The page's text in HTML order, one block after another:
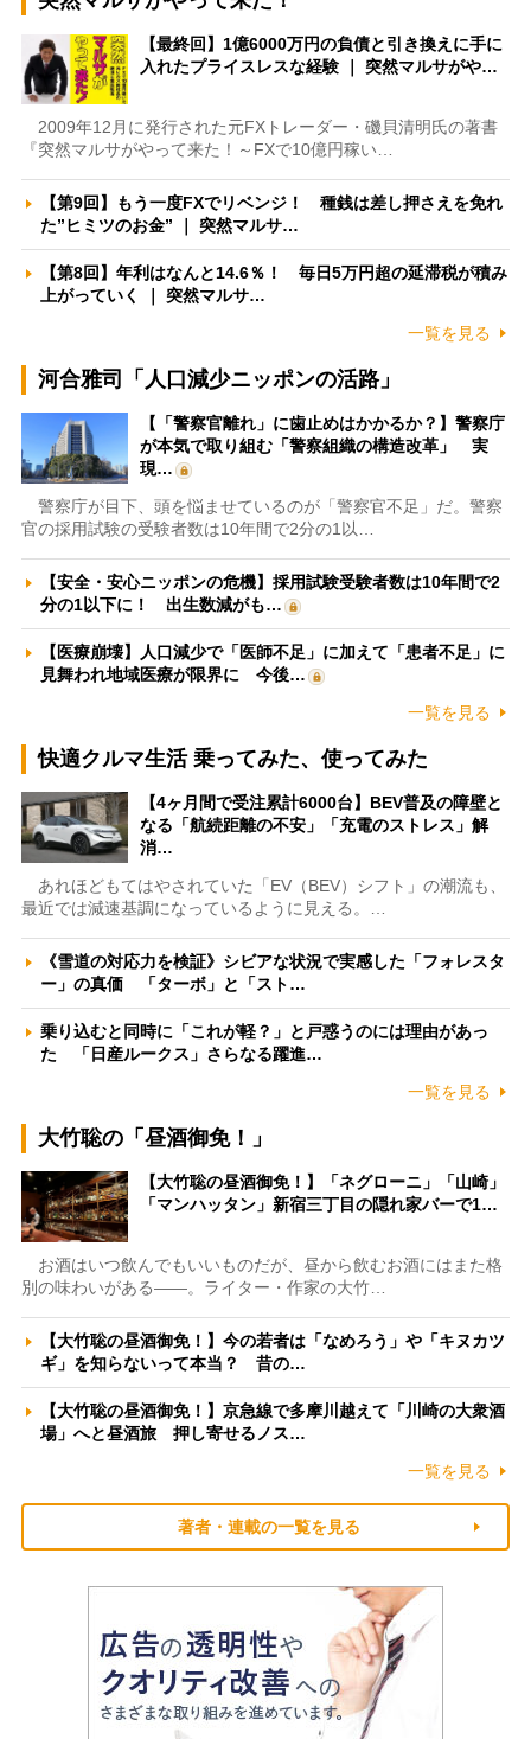
【最終回】1億6000万円の負債と引き換えに手に
入れたプライスレスな経験 ｜ 突然マルサがや…
2009年12月に発行された元FXトレーダー・磯貝清明氏の著書
『突然マルサがやって来た！～FXで10億円稼い…
【第9回】もう一度FXでリベンジ！ 種銭は差し押さえを免れ
た”ヒミツのお金” ｜ 突然マルサ…
【第8回】年利はなんと14.6％！ 毎日5万円超の延滞税が積み
上がっていく ｜ 突然マルサ…
一覧を見る
河合雅司「人口減少ニッポンの活路」
【「警察官離れ」に歯止めはかかるか？】警察庁
が本気で取り組む「警察組織の構造改革」 実
現…
警察庁が目下、頭を悩ませているのが「警察官不足」だ。警察
官の採用試験の受験者数は10年間で2分の1以…
【安全・安心ニッポンの危機】採用試験受験者数は10年間で2
分の1以下に！ 出生数減がも…
【医療崩壊】人口減少で「医師不足」に加えて「患者不足」に
見舞われ地域医療が限界に 今後…
一覧を見る
快適クルマ生活 乗ってみた、使ってみた
【4ヶ月間で受注累計6000台】BEV普及の障壁と
なる「航続距離の不安」「充電のストレス」解
消…
あれほどもてはやされていた「EV（BEV）シフト」の潮流も、
最近では減速基調になっているように見える。…
《雪道の対応力を検証》シビアな状況で実感した「フォレスタ
ー」の真価 「ターボ」と「スト…
乗り込むと同時に「これが軽？」と戸惑うのには理由があっ
た 「日産ルークス」さらなる躍進…
一覧を見る
大竹聡の「昼酒御免！」
【大竹聡の昼酒御免！】「ネグローニ」「山崎」
「マンハッタン」新宿三丁目の隠れ家バーで1…
お酒はいつ飲んでもいいものだが、昼から飲むお酒にはまた格
別の味わいがある――。ライター・作家の大竹…
【大竹聡の昼酒御免！】今の若者は「なめろう」や「キヌカツ
ギ」を知らないって本当？ 昔の…
【大竹聡の昼酒御免！】京急線で多摩川越えて「川崎の大衆酒
場」へと昼酒旅 押し寄せるノス…
一覧を見る
著者・連載の一覧を見る